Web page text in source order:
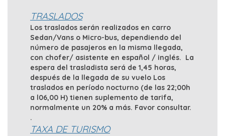
TRASLADOS
Los traslados serán realizados en carro
Sedan/Vans o Micro-bus, dependiendo del
número de pasajeros en la misma llegada,
con chofer/ asistente en español / inglés. La
espera del trasladista será de 1,45 horas,
después de la llegada de su vuelo Los
traslados en período nocturno (de las 22;00h
a l06,00 H) tienen suplemento de tarifa,
normalmente un 20% a más. Favor consultar.
.
TAXA DE TURISMO